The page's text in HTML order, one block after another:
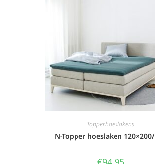
Topperhoeslakens
N-Topper hoeslaken
€94,95